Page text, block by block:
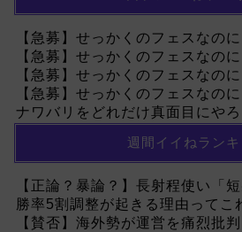
【急募】せっかくのフェスなの
【急募】せっかくのフェスなの
【急募】せっかくのフェスなの
【急募】せっかくのフェスなの
ナワバリをどれだけ真面目にや
週間イイねラン
【正論？暴論？】長射程使い「
勝率5割調整が起きる理由ってこ
【賛否】海外勢が運営を痛烈批